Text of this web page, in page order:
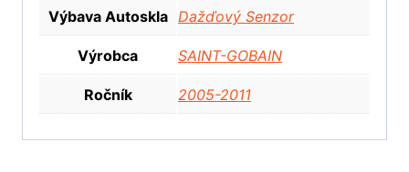
Výbava Autoskla Dažďový Senzor
Výrobca SAINT-GOBAIN
Ročník 2005-2011